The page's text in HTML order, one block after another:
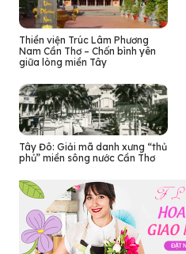
Thiền viện Trúc Lâm Phương
Nam Cần Thơ – Chốn bình yên
giữa lòng miền Tây
Tây Đô: Giải mã danh xưng “thủ
phủ” miền sông nước Cần Thơ